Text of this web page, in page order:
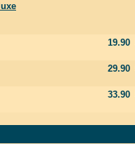
19.90
29.90
33.90